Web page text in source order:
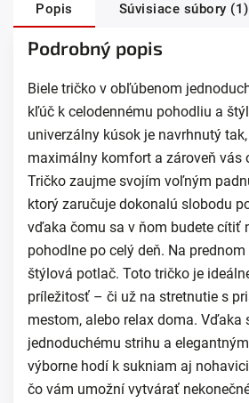
Popis Súvisiace súbory (1)
Podrobný popis
Biele tričko v obľúbenom
kľúč k celodennému pohodliu a
univerzálny kúsok je navrhnutý
maximálny komfort a zároveň vás
Tričko zaujme svojím voľným
ktorý zaručuje dokonalú slobodu
vďaka čomu sa v ňom budete cítiť
pohodlne po celý deň. Na
štýlová potlač. Toto tričko je
príležitosť – či už na stretnutie s
mestom, alebo relax doma. Vďaka
jednoduchému strihu a
výborne hodí k sukniam aj
čo vám umožní vytvárať